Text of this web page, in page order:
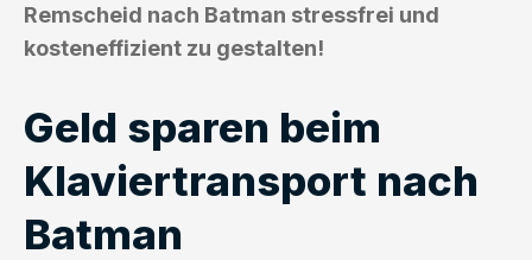
Remscheid nach Batman stressfrei und
kosteneffizient zu gestalten!
Geld sparen beim
Klaviertransport nach
Batman